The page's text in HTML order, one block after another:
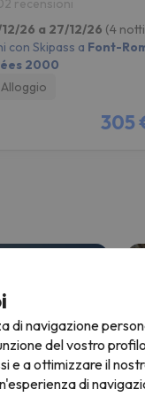
recensioni
26 a 27/12/26 (4
con Skipass a Font-
2000
305
141 €
di navigazione
del vostro
e a ottimizzare il
di